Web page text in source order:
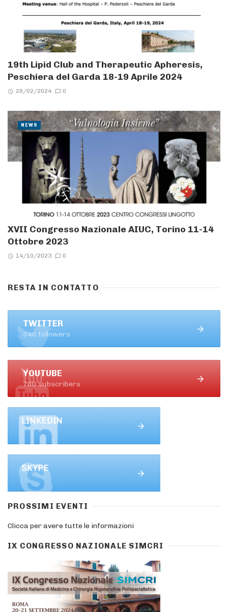
19th Lipid Club and Therapeutic Apheresis,
Peschiera del Garda 18-19 Aprile 2024
28/02/2024 0
XVII Congresso Nazionale AIUC, Torino 11-14
Ottobre 2023
14/10/2023 0
NEWS
RESTA IN CONTATTO
TWITTER
340 followers
YOUTUBE
760 subscribers
PROSSIMI EVENTI
Clicca per avere tutte le informazioni
IX CONGRESSO NAZIONALE SIMCRI